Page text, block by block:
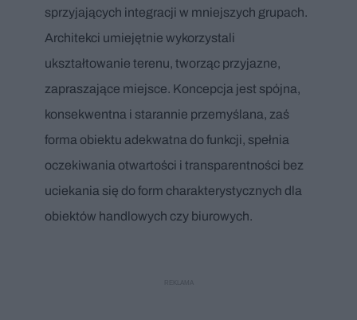
sprzyjających integracji w mniejszych grupach.
Architekci umiejętnie wykorzystali
ukształtowanie terenu, tworząc przyjazne,
zapraszające miejsce. Koncepcja jest spójna,
konsekwentna i starannie przemyślana, zaś
forma obiektu adekwatna do funkcji, spełnia
oczekiwania otwartości i transparentności bez
uciekania się do form charakterystycznych dla
obiektów handlowych czy biurowych.